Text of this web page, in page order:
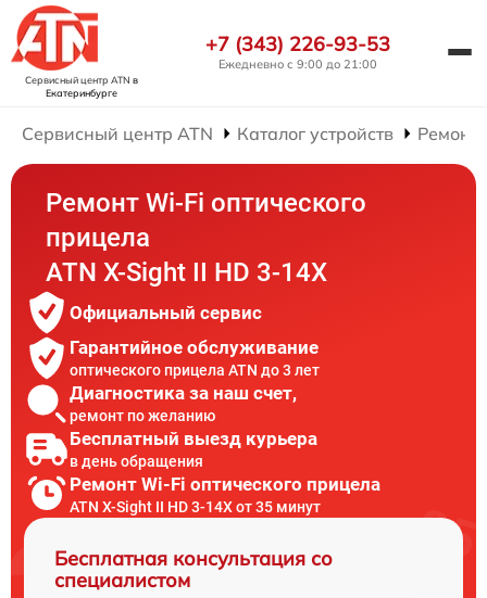
Сервисный центр ATN в
Екатеринбурге
+7 (343) 226-93-53
Ежедневно с 9:00 до 21:00
Сервисный центр ATN Каталог устройств Ремонт
Ремонт Wi-Fi оптического
прицела
ATN X-Sight II HD 3-14X
Официальный сервис
Гарантийное обслуживание
оптического прицела ATN до 3 лет
Диагностика за наш счет,
ремонт по желанию
Бесплатный выезд курьера
в день обращения
Ремонт Wi-Fi оптического прицела
ATN X-Sight II HD 3-14X от 35 минут
Бесплатная консультация со
специалистом